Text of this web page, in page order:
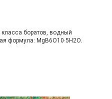
боратов, водный
формула: МgB6O10·5H2O.